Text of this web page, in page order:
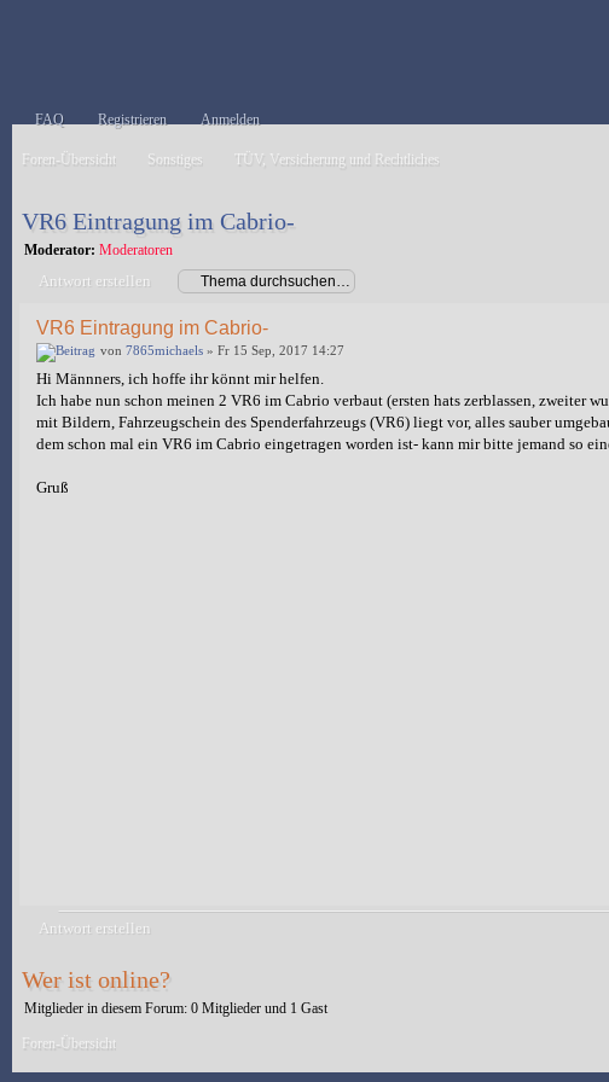
FAQ Registrieren Anmelden
Foren-Übersicht Sonstiges TÜV, Versicherung und Rechtliches
VR6 Eintragung im Cabrio-
Moderator: Moderatoren
Antwort erstellen
VR6 Eintragung im Cabrio-
von 7865michaels » Fr 15 Sep, 2017 14:27
Hi Männners, ich hoffe ihr könnt mir helfen.
Ich habe nun schon meinen 2 VR6 im Cabrio verbaut (ersten hats zerblassen, zweiter
mit Bildern, Fahrzeugschein des Spenderfahrzeugs (VR6) liegt vor, alles sauber
dem schon mal ein VR6 im Cabrio eingetragen worden ist- kann mir bitte jemand so
Gruß
Antwort erstellen
Wer ist online?
Mitglieder in diesem Forum: 0 Mitglieder und 1 Gast
Foren-Übersicht